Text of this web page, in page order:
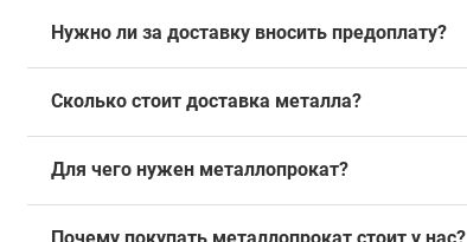
Нужно ли за доставку вносить предоплату?
Сколько стоит доставка металла?
Для чего нужен металлопрокат?